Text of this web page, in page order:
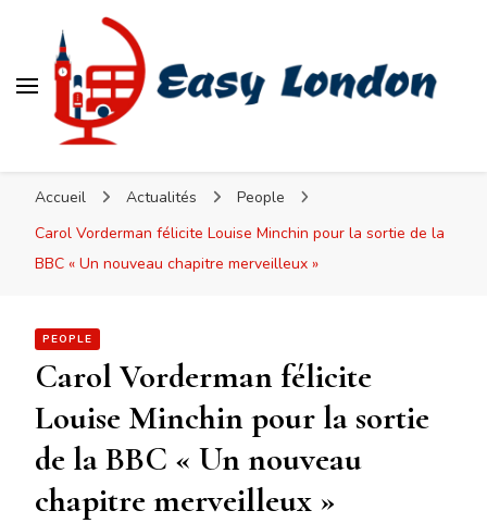
Accueil Actualités
People
Carol Vorderman félicite Louise Minchin pour la sortie de la
BBC « Un nouveau chapitre merveilleux »
PEOPLE
Carol Vorderman félicite
Louise Minchin pour la sortie
de la BBC « Un nouveau
chapitre merveilleux »